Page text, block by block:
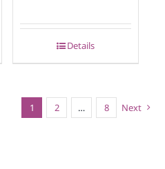
Details
1 2 … 8 Next